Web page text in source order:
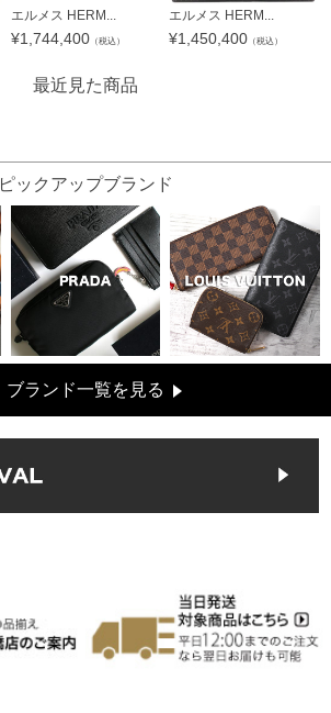
エルメス HERM...
¥1,744,400 （税込）
エルメス HERM...
¥1,450,400 （税込）
最近見た商品
ピックアップブランド
ブランド一覧を見る